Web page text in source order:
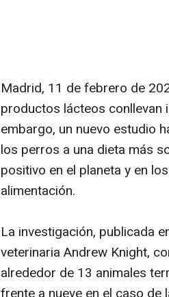
Madrid, 11 de febrero de
productos lácteos conllevan
embargo, un nuevo estudio
los perros a una dieta más
positivo en el planeta y en
alimentación.
La investigación, publicada
veterinaria Andrew Knight,
alrededor de 13 animales